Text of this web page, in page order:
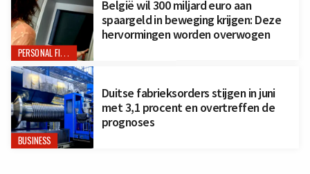
PERSONAL FINANCE
België wil 300 miljard euro aan
spaargeld in beweging krijgen: Deze
hervormingen worden overwogen
BUSINESS
Duitse fabrieksorders stijgen in juni
met 3,1 procent en overtreffen de
prognoses